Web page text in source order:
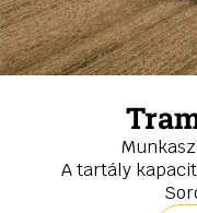
A tartály